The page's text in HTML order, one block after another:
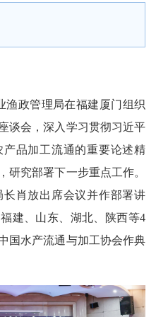
渔政管理局在福建厦门组织
谈会，深入学习贯彻习近平
品加工流通的重要论述精
研究部署下一步重点工作。
肖放出席会议并作部署讲
建、山东、湖北、陕西等4
国水产流通与加工协会作典